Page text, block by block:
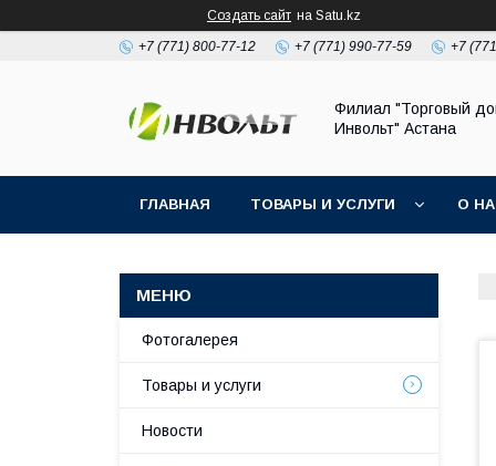
Создать сайт на Satu.kz
+7 (771) 800-77-12 +7 (771) 990-77-59 +7
Филиал "Торговый
Инвольт" Астана
ГЛАВНАЯ ТОВАРЫ И УСЛУГИ О
Фотогалерея
Товары и услуги
Новости